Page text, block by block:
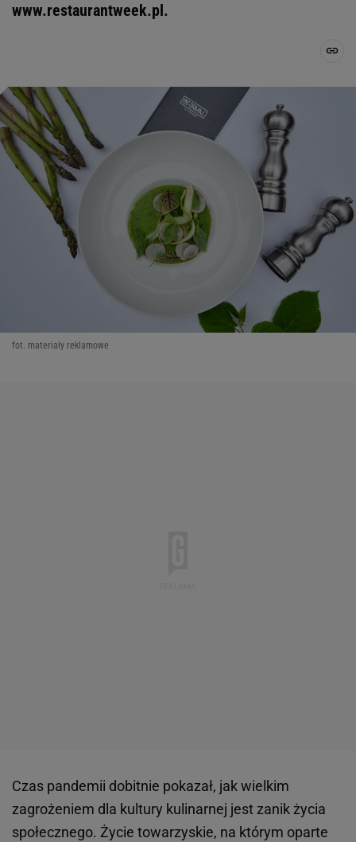
www.restaurantweek.pl.
fot. materiały reklamowe
Czas pandemii dobitnie pokazał, jak wielkim
zagrożeniem dla kultury kulinarnej jest zanik życia
społecznego. Życie towarzyskie, na którym oparte